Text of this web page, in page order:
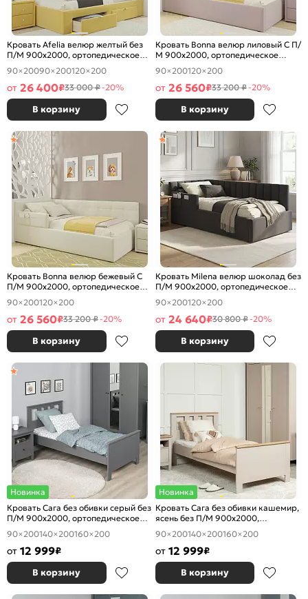
Кровать Afelia велюр желтый без
П/М 900x2000, ортопедическое
основание, изголовье мягкое
90×20090×200120×200
от 26 400₽33 000 ₽-20%
В корзину
Кровать Bonna велюр лиловый С П/
М 900x2000, ортопедическое
основание, изголовье мягкое
90×200120×200
от 26 560₽33 200 ₽-20%
В корзину
Кровать Bonna велюр бежевый С
П/М 900x2000, ортопедическое
основание, изголовье мягкое
90×200120×200
от 26 560₽33 200 ₽-20%
В корзину
Кровать Milena велюр шоколад без
П/М 900x2000, ортопедическое
основание, изголовье мягкое
90×200120×200
от 24 640₽30 800 ₽-20%
В корзину
Новинка
Кровать Сага без обивки серый без
П/М 900x2000, ортопедическое
основание, изголовье жесткое
90×200140×200160×200
от 12 999₽
В корзину
Новинка
Кровать Сага без обивки кашемир,
ясень без П/М 900x2000,
ортопедическое основание,
изголовье жесткое
90×200140×200160×200
от 12 999₽
В корзину